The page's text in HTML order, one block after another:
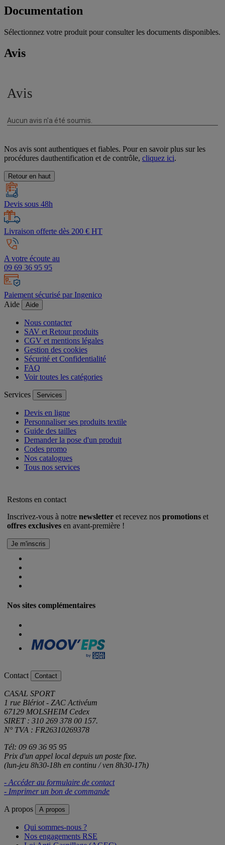
Documentation
Sélectionnez votre produit pour consulter les documents disponibles.
Avis
Nos avis sont authentiques et fiables. Pour en savoir plus sur les
procédures dauthentification et de contrôle, cliquez ici.
Retour en haut
Devis sous 48h
Livraison offerte dès 200 € HT
A votre écoute au
09 69 36 95 95
Paiement sécurisé par Ingenico
Aide
Aide
Nous contacter
SAV et Retour produits
CGV et mentions légales
Gestion des cookies
Sécurité et Confidentialité
FAQ
Voir toutes les catégories
Services Services
Devis en ligne
Personnaliser ses produits textile
Guide des tailles
Demander la pose d'un produit
Codes promo
Nos catalogues
Tous nos services
Restons en contact
Inscrivez-vous à notre newsletter et recevez nos promotions et
offres exclusives en avant-première !
Nos sites complémentaires
Contact Contact
CASAL SPORT
1 rue Blériot - ZAC Activéum
67129 MOLSHEIM Cedex
SIRET : 310 269 378 00 157.
N° TVA : FR26310269378
Tél: 09 69 36 95 95
Prix d'un appel local depuis un poste fixe.
(lun-jeu 8h30-18h en continu / ven 8h30-17h)
- Accéder au formulaire de contact
- Imprimer un bon de commande
A propos A propos
Qui sommes-nous ?
Nos engagements RSE